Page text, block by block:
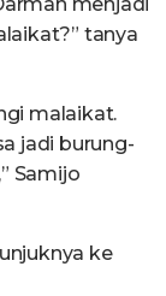
tanya
malaikat.
jadi burung-
Samijo
ke